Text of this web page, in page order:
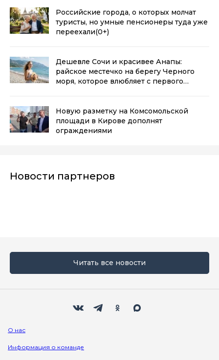
Российские города, о которых молчат
туристы, но умные пенсионеры туда уже
переехали(0+)
Дешевле Сочи и красивее Анапы:
райское местечко на берегу Черного
моря, которое влюбляет с первого
Новую разметку на Комсомольской
площади в Кирове дополнят
ограждениями
Новости партнеров
Читать все новости
О нас
Информация о команде